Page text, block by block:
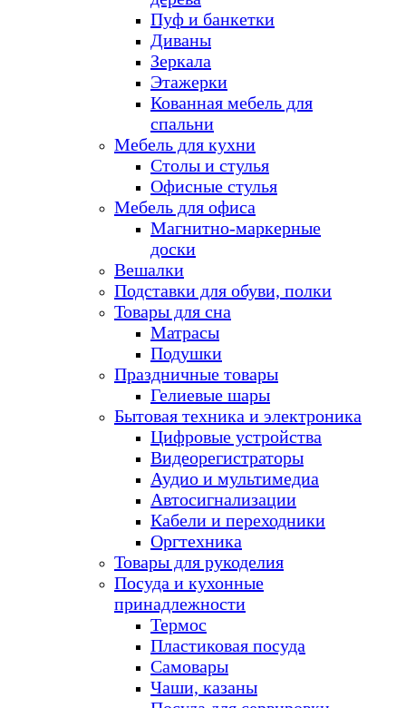
Пуф и банкетки
Диваны
Зеркала
Этажерки
Кованная мебель для
спальни
Мебель для кухни
Столы и стулья
Офисные стулья
Мебель для офиса
Магнитно-маркерные
доски
Вешалки
Подставки для обуви, полки
Товары для сна
Матрасы
Подушки
Праздничные товары
Гелиевые шары
Бытовая техника и электроника
Цифровые устройства
Видеорегистраторы
Аудио и мультимедиа
Автосигнализации
Кабели и переходники
Оргтехника
Товары для рукоделия
Посуда и кухонные
принадлежности
Термос
Пластиковая посуда
Самовары
Чаши, казаны